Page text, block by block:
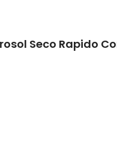
Seco Rapido